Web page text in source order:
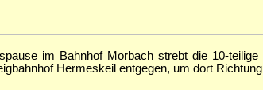
im Bahnhof Morbach strebt die 10-
Hermeskeil entgegen, um dort